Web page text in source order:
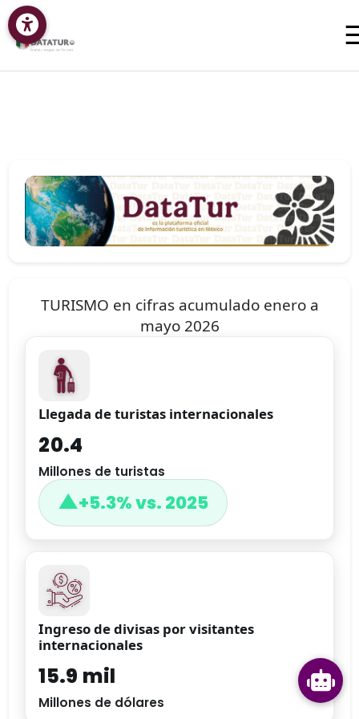
TURISMO en cifras acumulado enero a
mayo 2026
Llegada de turistas internacionales
20.4
Millones de turistas
▲+5.3% vs. 2025
Ingreso de divisas por visitantes
internacionales
15.9 mil
Millones de dólares